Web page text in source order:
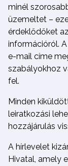
minél
üzemeltet –
érdeklődőket
információról.
e-mail címe
szabályokhoz
fel.
Minden
leiratkozási
hozzájárulás
A hírlevelet
Hivatal, amely